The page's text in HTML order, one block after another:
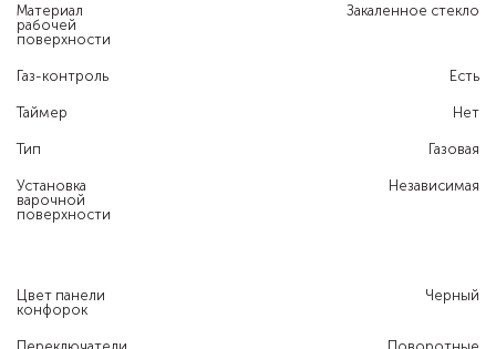
Материал
рабочей
поверхности
Закаленное стекло
Газ-контроль Есть
Таймер Нет
Тип Газовая
Установка
варочной
поверхности
Независимая
Цвет панели
конфорок
Черный